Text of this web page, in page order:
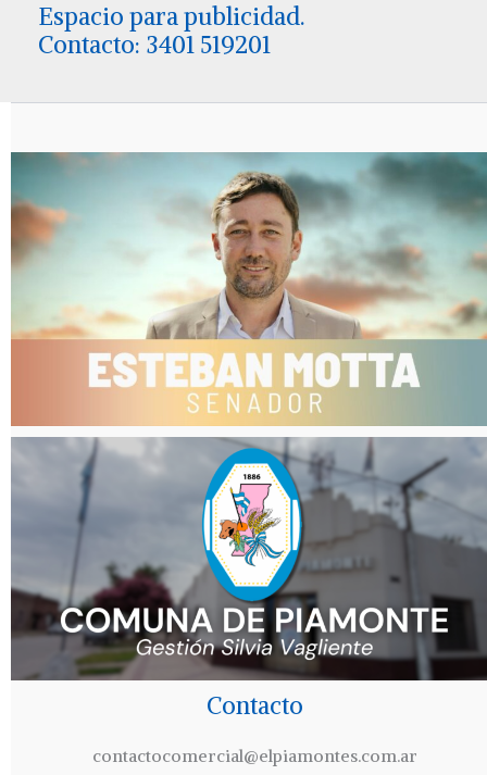
Espacio para publicidad.
Contacto: 3401 519201
Contacto
contactocomercial@elpiamontes.com.ar